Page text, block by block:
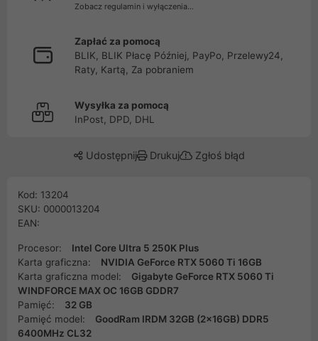
Zobacz regulamin i wyłączenia...
Zapłać za pomocą
BLIK, BLIK Płacę Później, PayPo, Przelewy24,
Raty, Kartą, Za pobraniem
Wysyłka za pomocą
InPost, DPD, DHL
Udostępnij Drukuj Zgłoś błąd
Kod: 13204
SKU: 0000013204
EAN:
Procesor:
Intel Core Ultra 5 250K Plus
Karta graficzna:
NVIDIA GeForce RTX 5060 Ti 16GB
Karta graficzna model:
Gigabyte GeForce RTX 5060 Ti
WINDFORCE MAX OC 16GB GDDR7
Pamięć:
32 GB
Pamięć model:
GoodRam IRDM 32GB (2x16GB) DDR5
6400MHz CL32